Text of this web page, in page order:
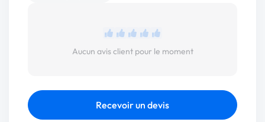
Aucun avis client pour le moment
Recevoir un devis